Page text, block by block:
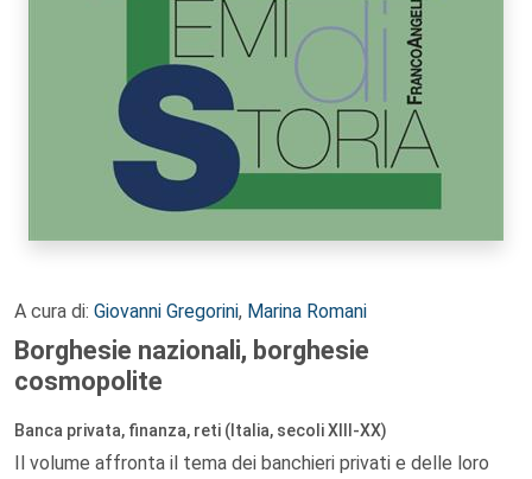
A cura di: Giovanni Gregorini, Marina Romani
Borghesie nazionali, borghesie
cosmopolite
Banca privata, finanza, reti (Italia, secoli XIII-XX)
Il volume affronta il tema dei banchieri privati e delle loro